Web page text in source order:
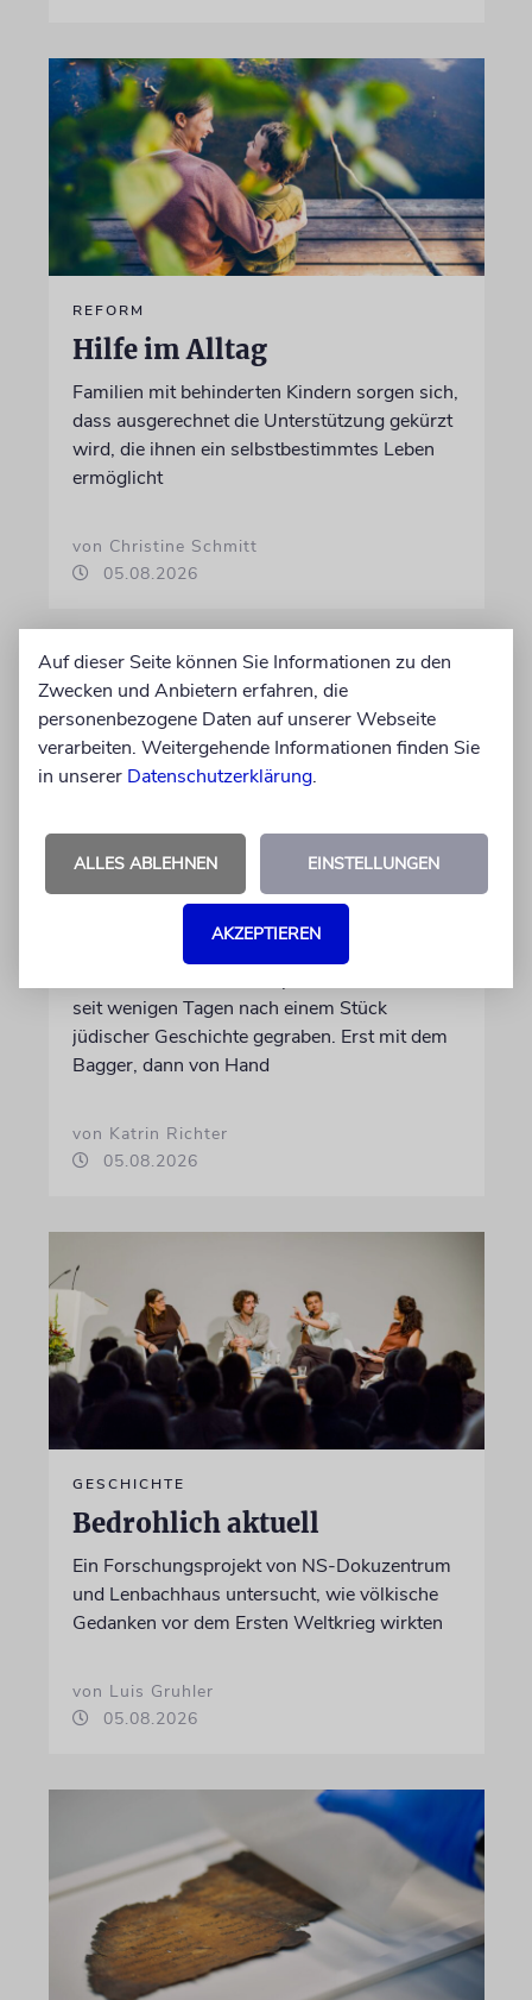
REFORM
Hilfe im Alltag
Familien mit behinderten Kindern sorgen sich,
dass ausgerechnet die Unterstützung gekürzt
wird, die ihnen ein selbstbestimmtes Leben
ermöglicht
von Christine Schmitt
05.08.2026
ERFURT
Schicht um Schicht
seit wenigen Tagen nach einem Stück
jüdischer Geschichte gegraben. Erst mit dem
Bagger, dann von Hand
von Katrin Richter
05.08.2026
GESCHICHTE
Bedrohlich aktuell
Ein Forschungsprojekt von NS-Dokuzentrum
und Lenbachhaus untersucht, wie völkische
Gedanken vor dem Ersten Weltkrieg wirkten
von Luis Gruhler
05.08.2026
Auf dieser Seite können Sie Informationen zu den
Zwecken und Anbietern erfahren, die
personenbezogene Daten auf unserer Webseite
verarbeiten. Weitergehende Informationen finden Sie
in unserer Datenschutzerklärung.
ALLES ABLEHNEN EINSTELLUNGEN
AKZEPTIEREN